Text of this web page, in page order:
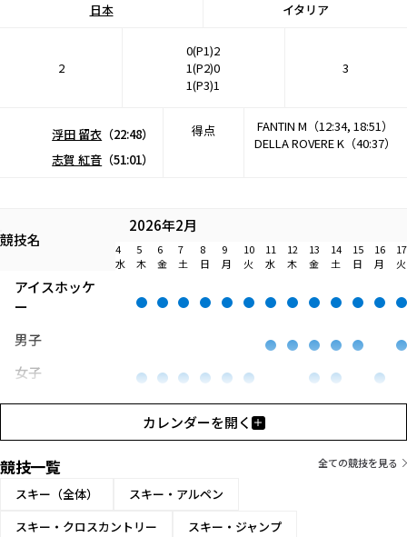
日本 イタリア
2
0(P1)2
1(P2)0
1(P3)1
3
浮田 留衣 （22:48）
志賀 紅音 （51:01）
FANTIN M（12:34, 18:51）
DELLA ROVERE K（40:37）
得点
競技名
2026年2月
4 5 6 7 8 9 10 11 12 13 14 15 16
17
水
木 金 土 日 月 火 水 木 金 土 日 月 火
アイスホッケ
ー
男子
女子
カレンダーを開く
競技一覧 全ての競技を見る
スキー（全体）
スキー・アルペン
スキー・クロスカントリー
スキー・ジャンプ